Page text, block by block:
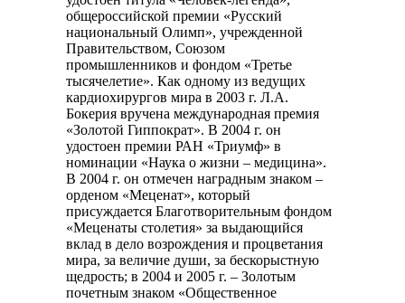
общероссийской премии «Русский
национальный Олимп», учрежденной
Правительством, Союзом
промышленников и фондом «Третье
тысячелетие». Как одному из ведущих
кардиохирургов мира в 2003 г. Л.А.
Бокерия вручена международная премия
«Золотой Гиппократ». В 2004 г. он
удостоен премии РАН «Триумф» в
номинации «Наука о жизни – медицина».
В 2004 г. он отмечен наградным знаком –
орденом «Меценат», который
присуждается Благотворительным фондом
«Меценаты столетия» за выдающийся
вклад в дело возрождения и процветания
мира, за величие души, за бескорыстную
щедрость; в 2004 и 2005 г. – Золотым
почетным знаком «Общественное